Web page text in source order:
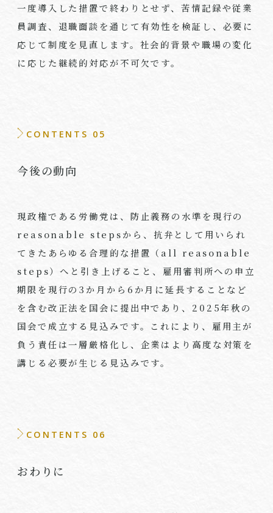
一度導入した措置で終わりとせず、苦情記録や従業
員調査、退職面談を通じて有効性を検証し、必要に
応じて制度を見直します。社会的背景や職場の変化
に応じた継続的対応が不可欠です。
CONTENTS 05
今後の動向
現政権である労働党は、防止義務の水準を現行の
reasonable stepsから、抗弁として用いられ
てきたあらゆる合理的な措置（all reasonable
steps）へと引き上げること、雇用審判所への申立
期限を現行の3か月から6か月に延長することなど
を含む改正法を国会に提出中であり、2025年秋の
国会で成立する見込みです。これにより、雇用主が
負う責任は一層厳格化し、企業はより高度な対策を
講じる必要が生じる見込みです。
CONTENTS 06
おわりに